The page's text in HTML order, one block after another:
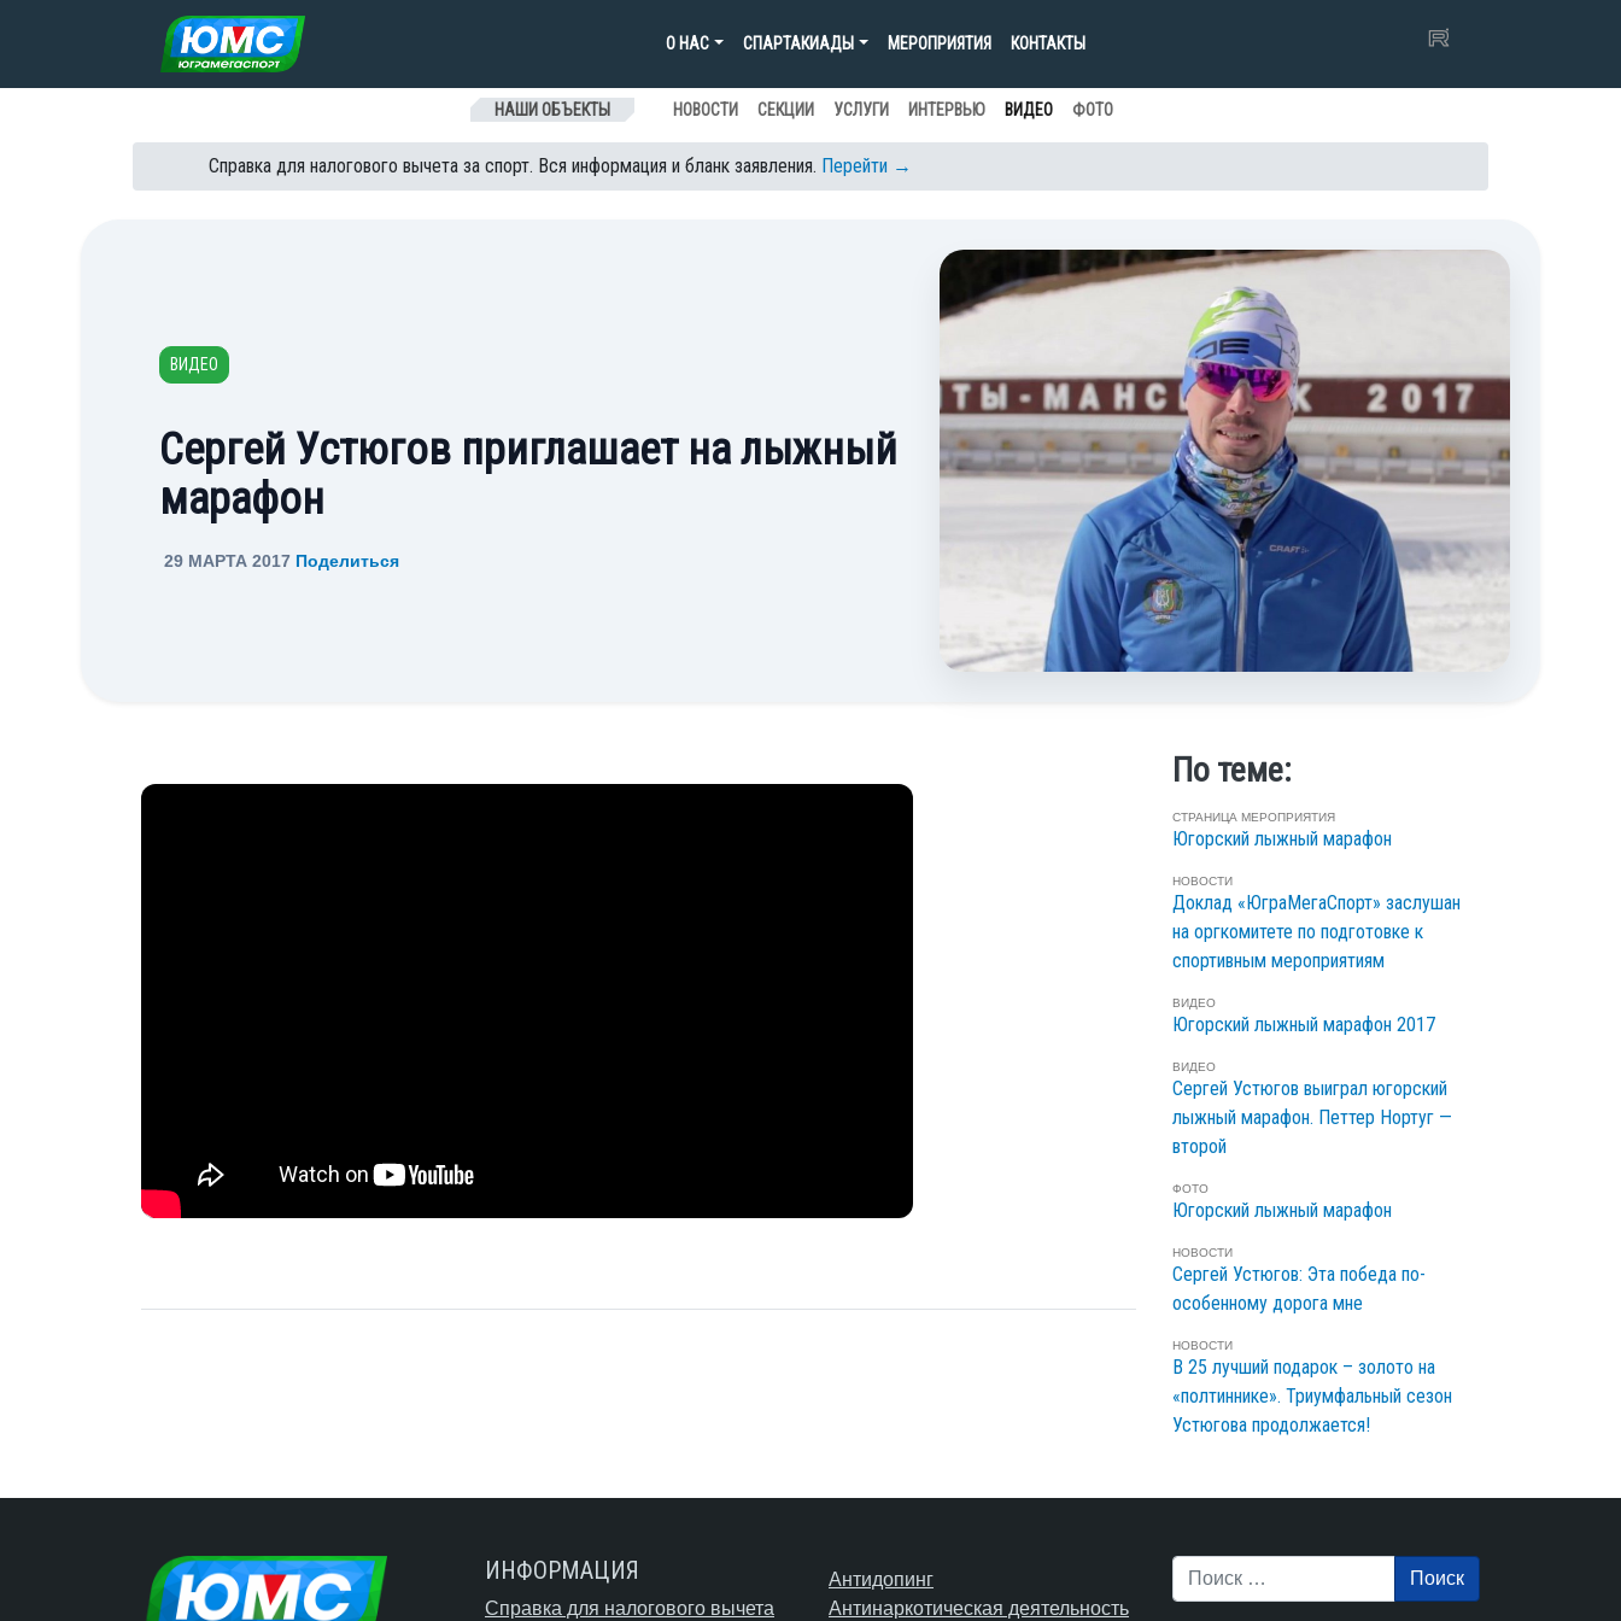
Перейти к содержанию
О НАС СПАРТАКИАДЫ МЕРОПРИЯТИЯ КОНТАКТЫ
НАШИ ОБЪЕКТЫ НОВОСТИ СЕКЦИИ УСЛУГИ ИНТЕРВЬЮ ВИДЕО ФОТО
Справка для налогового вычета за спорт. Вся информация и бланк заявления. Перейти →
ВИДЕО
Сергей Устюгов приглашает на лыжный
марафон
29 МАРТА 2017 Поделиться
По теме:
СТРАНИЦА МЕРОПРИЯТИЯ
Югорский лыжный марафон
НОВОСТИ
Доклад «ЮграМегаСпорт» заслушан
на оргкомитете по подготовке к
спортивным мероприятиям
ВИДЕО
Югорский лыжный марафон 2017
ВИДЕО
Сергей Устюгов выиграл югорский
лыжный марафон. Петтер Нортуг —
второй
ФОТО
Югорский лыжный марафон
НОВОСТИ
Сергей Устюгов: Эта победа по-
особенному дорога мне
НОВОСТИ
В 25 лучший подарок – золото на
«полтиннике». Триумфальный сезон
Устюгова продолжается!
ИНФОРМАЦИЯ
Справка для налогового вычета
Антидопинг
Антинаркотическая деятельность
Поиск